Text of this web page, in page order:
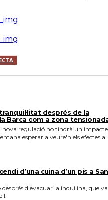
després de la
Barca com a zona
nova regulació no tindrà un impacte
esperar a veure'n els efectes a
d’una cuina d’un pis a
d'evacuar la inquilina, que va